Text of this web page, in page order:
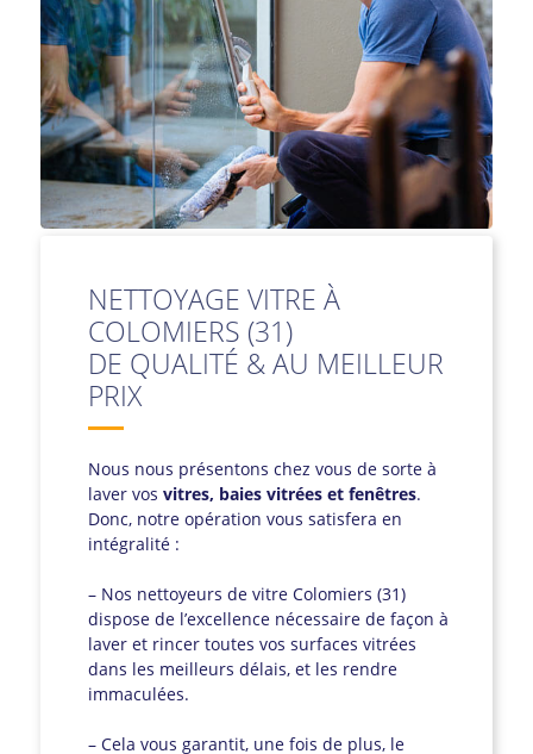
NETTOYAGE VITRE À
COLOMIERS (31)
DE QUALITÉ & AU MEILLEUR
PRIX
Nous nous présentons chez vous de sorte à
laver vos vitres, baies vitrées et fenêtres.
Donc, notre opération vous satisfera en
intégralité :
– Nos nettoyeurs de vitre Colomiers (31)
dispose de l’excellence nécessaire de façon à
laver et rincer toutes vos surfaces vitrées
dans les meilleurs délais, et les rendre
immaculées.
– Cela vous garantit, une fois de plus, le